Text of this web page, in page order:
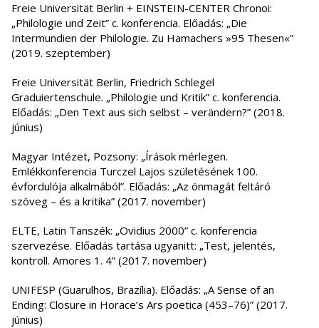
Freie Universität Berlin + EINSTEIN-CENTER Chronoi:
„Philologie und Zeit” c. konferencia. Előadás: „Die
Intermundien der Philologie. Zu Hamachers »95 Thesen«”
(2019. szeptember)
Freie Universität Berlin, Friedrich Schlegel
Graduiertenschule. „Philologie und Kritik” c. konferencia.
Előadás: „Den Text aus sich selbst – verändern?” (2018.
június)
Magyar Intézet, Pozsony: „Írások mérlegen.
Emlékkonferencia Turczel Lajos születésének 100.
évfordulója alkalmából”. Előadás: „Az önmagát feltáró
szöveg – és a kritika” (2017. november)
ELTE, Latin Tanszék: „Ovidius 2000” c. konferencia
szervezése. Előadás tartása ugyanitt: „Test, jelentés,
kontroll. Amores 1. 4” (2017. november)
UNIFESP (Guarulhos, Brazília). Előadás: „A Sense of an
Ending: Closure in Horace’s Ars poetica (453–76)” (2017.
június)